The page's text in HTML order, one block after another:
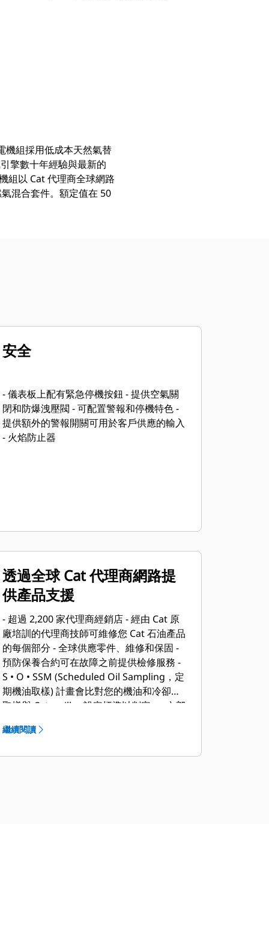
機組採用低成本天然氣替
擎數十年經驗與最新的
組以 Cat 代理商全球網路
混合套件。額定值在 50
安全
- 儀表板上配有緊急停機按鈕 - 提供空氣關
閉和防爆洩壓閥 - 可配置警報和停機特色 -
提供額外的警報開關可用於客戶供應的輸入
- 火焰防止器
透過全球 Cat 代理商網路提
供產品支援
- 超過 2,200 家代理商經銷店 - 經由 Cat 原
廠培訓的代理商技師可維修您 Cat 石油產品
的每個部分 - 全球供應零件、維修和保固 -
預防保養合約可在故障之前提供檢修服務 -
S • O • SSM (Scheduled Oil Sampling，定
期機油取樣) 計畫會比對您的機油和冷卻液
取樣與 Caterpillar 設定標準以判定：• 內部
否存在燃燒副產物• 工地特定的換油週期
繼續閱讀